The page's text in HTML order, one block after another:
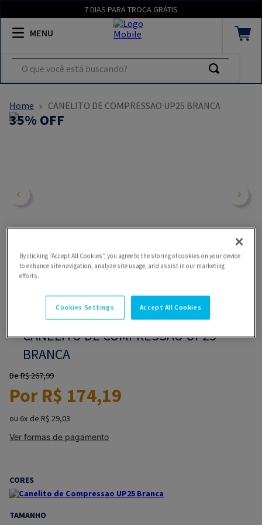
7 DIAS PARA TROCA GRÁTIS
O que você está buscando?
CANELITO DE COMPRESSAO UP25 BRANCA
35% OFF
CANELITO DE COMPRESSAO UP25
BRANCA
R$267,99
R$ 174,19
6 R$ 29,03
Ver formas de pagamento
CORES
TAMANHO
By clicking “Accept All Cookies”, you agree to the storing of cookies on your device
to enhance site navigation, analyze site usage, and assist in our marketing
efforts.
Accept All Cookies
Cookies Settings